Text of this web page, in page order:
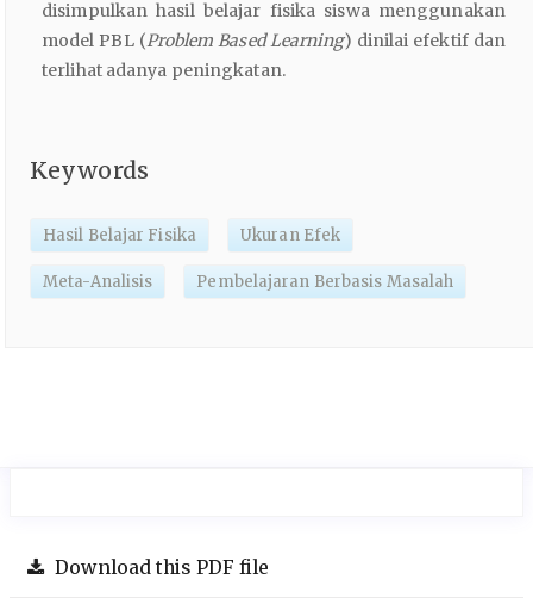
disimpulkan hasil belajar fisika siswa menggunakan
model PBL (Problem Based Learning) dinilai efektif dan
terlihat adanya peningkatan.
Keywords
Hasil Belajar Fisika Ukuran Efek
Meta-Analisis Pembelajaran Berbasis Masalah
Download this PDF file